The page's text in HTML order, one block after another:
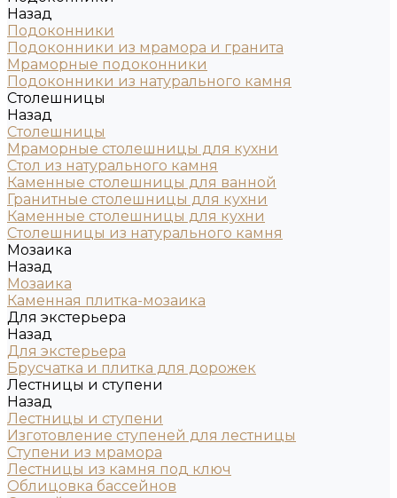
Назад
Подоконники
Подоконники из мрамора и гранита
Мраморные подоконники
Подоконники из натурального камня
Столешницы
Назад
Столешницы
Мраморные столешницы для кухни
Стол из натурального камня
Каменные столешницы для ванной
Гранитные столешницы для кухни
Каменные столешницы для кухни
Столешницы из натурального камня
Мозаика
Назад
Мозаика
Каменная плитка-мозаика
Для экстерьера
Назад
Для экстерьера
Брусчатка и плитка для дорожек
Лестницы и ступени
Назад
Лестницы и ступени
Изготовление ступеней для лестницы
Ступени из мрамора
Лестницы из камня под ключ
Облицовка бассейнов